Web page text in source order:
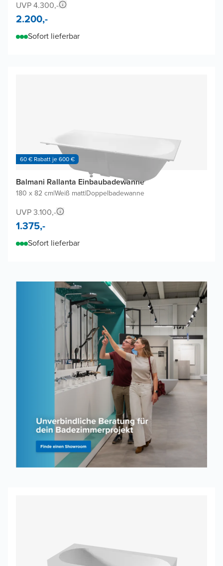
UVP 4.300,-
2.200,-
Sofort lieferbar
60 € Rabatt je 600 €
Balmani Rallanta Einbaubadewanne
180 x 82 cm|Weiß matt|Doppelbadewanne
UVP 3.100,-
1.375,-
Sofort lieferbar